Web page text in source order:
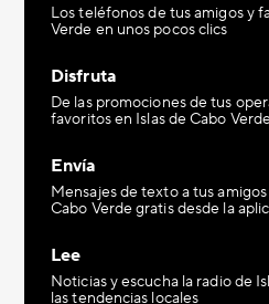
Los teléfonos de tus amigos y
Verde en unos pocos clics
Disfruta
De las promociones de tus
favoritos en Islas de Cabo Verde
Envía
Mensajes de texto a tus
Cabo Verde gratis desde la
Lee
Noticias y escucha la radio de
las tendencias locales